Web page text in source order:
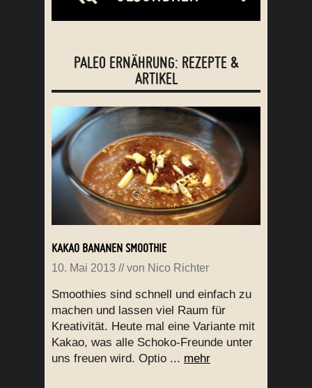
PALEO ERNÄHRUNG: REZEPTE &
ARTIKEL
KAKAO BANANEN SMOOTHIE
10. Mai 2013 // von Nico Richter
Smoothies sind schnell und einfach zu
machen und lassen viel Raum für
Kreativität. Heute mal eine Variante mit
Kakao, was alle Schoko-Freunde unter
uns freuen wird. Optio ... mehr